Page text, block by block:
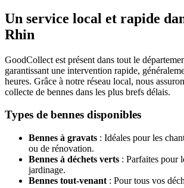
Un service local et rapide
Rhin
GoodCollect est présent dans tout le
garantissant une intervention rapide,
heures. Grâce à notre réseau local, nous
collecte de bennes dans les plus brefs délais.
Types de bennes disponibles
Bennes à gravats : Idéales pour les
ou de rénovation.
Bennes à déchets verts : Parfaites pour
jardinage.
Bennes tout-venant : Pour tous vos